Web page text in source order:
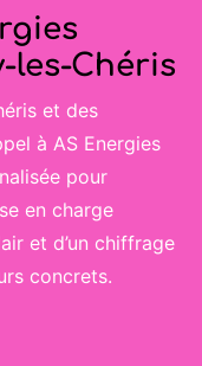
les-Chéris
et des
à AS Energies
pour
en charge
et d’un chiffrage
concrets.